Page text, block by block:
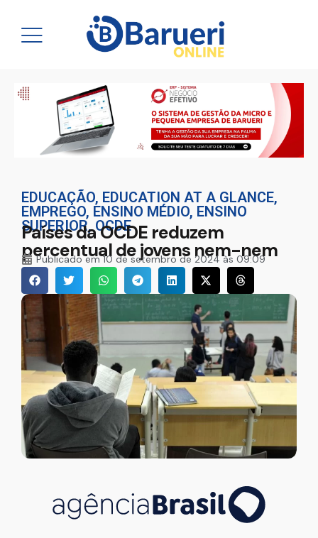
EDUCAÇÃO, EDUCATION AT A GLANCE,
EMPREGO, ENSINO MÉDIO, ENSINO
SUPERIOR,OCDE
Países da OCDE reduzem
percentual de jovens nem-nem
Publicado em10 de setembro de 2024 às 09:09